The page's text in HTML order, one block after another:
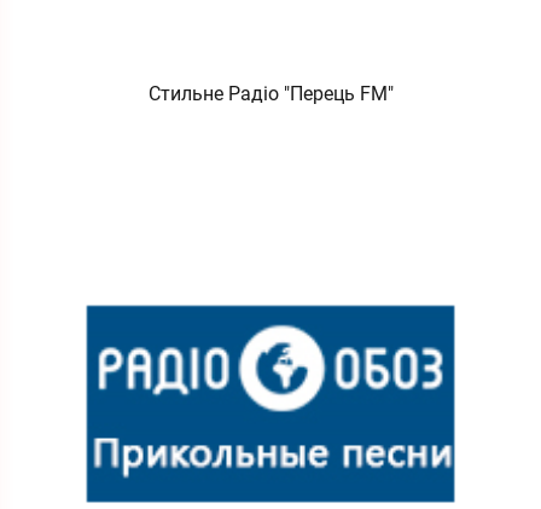
Стильне Радіо "Перець FM"